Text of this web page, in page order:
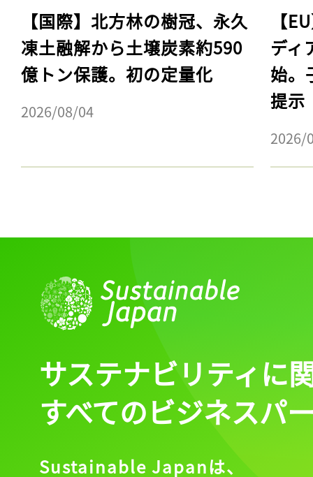
【国際】北方林の樹冠、永久
凍土融解から土壌炭素約590
億トン保護。初の定量化
2026/08/04
【
ディ
始。
提示
2026/
サステナビリティに
すべてのビジネスパ
Sustainable Japanは、